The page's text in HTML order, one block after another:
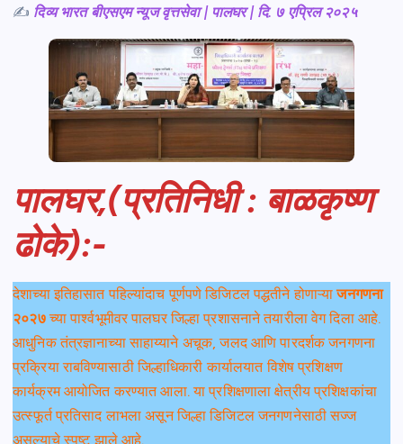
✍️ दिव्य भारत बीएसएम न्यूज वृत्तसेवा | पालघर | दि. ७ एप्रिल २०२५
पालघर,(प्रतिनिधी : बाळकृष्ण
ढोके):-
देशाच्या इतिहासात पहिल्यांदाच पूर्णपणे डिजिटल पद्धतीने होणाऱ्याजनगणना
२०२७च्या पार्श्वभूमीवर पालघर जिल्हा प्रशासनाने तयारीला वेग दिला आहे.
आधुनिक तंत्रज्ञानाच्या साहाय्याने अचूक, जलद आणि पारदर्शक जनगणना
प्रक्रिया राबविण्यासाठी जिल्हाधिकारी कार्यालयात विशेष प्रशिक्षण
कार्यक्रम आयोजित करण्यात आला. या प्रशिक्षणाला क्षेत्रीय प्रशिक्षकांचा
उत्स्फूर्त प्रतिसाद लाभला असून जिल्हा डिजिटल जनगणनेसाठी सज्ज
असल्याचे स्पष्ट झाले आहे.